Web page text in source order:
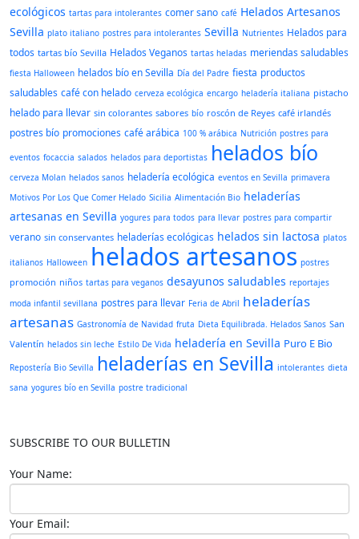
ecológicos tartas para intolerantes comer sano café Helados Artesanos
Sevilla plato italiano postres para intolerantes Sevilla Nutrientes Helados para
todos tartas bío Sevilla Helados Veganos tartas heladas meriendas saludables
fiesta Halloween helados bío en Sevilla Día del Padre fiesta productos
saludables café con helado cerveza ecológica encargo heladería italiana pistacho
helado para llevar sin colorantes sabores bío roscón de Reyes café irlandés
postres bío promociones café arábica 100 % arábica Nutrición postres para
eventos focaccia salados helados para deportistas helados bío
cerveza Molan helados sanos heladería ecológica eventos en Sevilla primavera
Motivos Por Los Que Comer Helado Sicilia Alimentación Bio heladerías
artesanas en Sevilla yogures para todos para llevar postres para compartir
verano sin conservantes heladerías ecológicas helados sin lactosa platos
italianos Halloween helados artesanos postres
promoción niños tartas para veganos desayunos saludables reportajes
moda infantil sevillana postres para llevar Feria de Abril heladerías
artesanas Gastronomía de Navidad fruta Dieta Equilibrada. Helados Sanos San
Valentín helados sin leche Estilo De Vida heladería en Sevilla Puro E Bio
Repostería Bio Sevilla heladerías en Sevilla intolerantes dieta
sana yogures bío en Sevilla postre tradicional
SUBSCRIBE TO OUR BULLETIN
Your Name:
Your Email: